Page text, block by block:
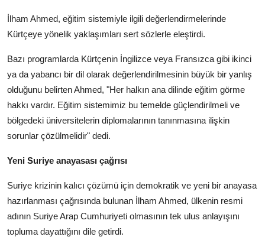
İlham Ahmed, eğitim sistemiyle ilgili değerlendirmelerinde
Kürtçeye yönelik yaklaşımları sert sözlerle eleştirdi.
Bazı programlarda Kürtçenin İngilizce veya Fransızca gibi ikinci
ya da yabancı bir dil olarak değerlendirilmesinin büyük bir yanlış
olduğunu belirten Ahmed, "Her halkın ana dilinde eğitim görme
hakkı vardır. Eğitim sistemimiz bu temelde güçlendirilmeli ve
bölgedeki üniversitelerin diplomalarının tanınmasına ilişkin
sorunlar çözülmelidir" dedi.
Yeni Suriye anayasası çağrısı
Suriye krizinin kalıcı çözümü için demokratik ve yeni bir anayasa
hazırlanması çağrısında bulunan İlham Ahmed, ülkenin resmi
adının Suriye Arap Cumhuriyeti olmasının tek ulus anlayışını
topluma dayattığını dile getirdi.